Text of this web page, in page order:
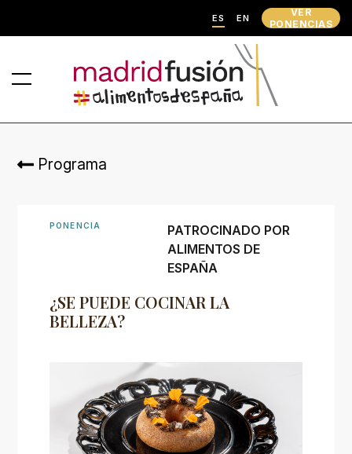
ES EN
VER
PONENCIAS
Programa
PONENCIA
¿SE PUEDE COCINAR LA
BELLEZA?
PATROCINADO POR
ALIMENTOS DE
ESPAÑA